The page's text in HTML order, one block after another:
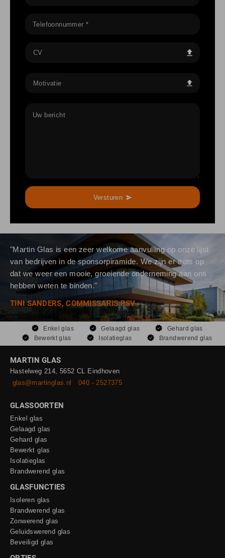
Telefoonnummer *
CV
Motivatie
Uw bericht
Versturen
"Martin Glas is een zeer welkome aanvulling op onze lijst
van bedrijven in de sponsorpiramide. We zijn er trots op
dat we weer een mooie, groeiende onderneming aan ons
hebben weten te binden."
TINI SANDERS, COMMISSARIS PSV
Enkel glas Gelaagd glas
Gehard glas
Bewerkt glas
Isolatieglas Brandwerend glas
MARTIN GLAS
Hastelweg 214, 5652 CL Eindhoven
glas@martinglas.nl
040 - 2527375
GLASSOORTEN
Enkel glas
Gelaagd glas
Gehard glas
Bewerkt glas
Isolatieglas
Brandwerend glas
GLASFUNCTIES
Isoleren glas
Brandwerend glas
Zonwerend glas
Geluidswerend glas
Beveiligd glas